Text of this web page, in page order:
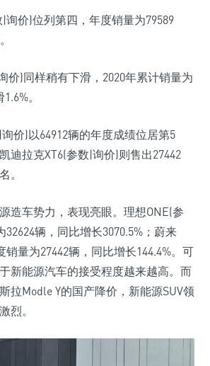
|询价)位列第四，年度销量为79589
价)同样稍有下滑，2020年累计销量为
。
价)以64912辆的年度成绩位居第5
迪拉克XT6(参数|询价)则售出27442
。
造车势力，表现亮眼。理想ONE(参
辆，同比增长3070.5%；蔚来
销量为27442辆，同比增长144.4%。可
新能源汽车的接受程度越来越高。而
拉Modle Y的国产降价，新能源SUV领
烈。